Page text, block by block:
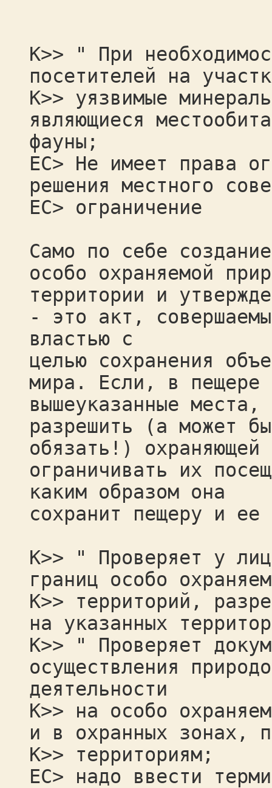
К>> " При
посетителей на
К>> уязвимые
являющиеся
фауны;
ЕС> Не имеет права
решения местного
ЕС> ограничение
Само по себе
особо охраняемой
территории и
- это акт,
властью с
целью сохранения
мира. Если, в пещере
вышеуказанные
разрешить (а может
обязать!) охраняющей
ограничивать их
каким образом она
сохранит пещеру и ее
К>> " Проверяет у
границ особо
К>> территорий,
на указанных
К>> " Проверяет
осуществления
деятельности
К>> на особо
и в охранных зонах,
К>> территориям;
ЕС> надо ввести